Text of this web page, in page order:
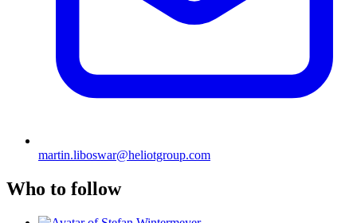
martin.liboswar@heliotgroup.com
Who to follow